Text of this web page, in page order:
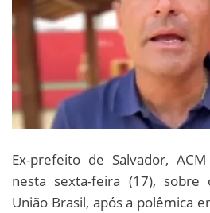
Ex-prefeito de Salvador,
nesta sexta-feira (17),
União Brasil, após a polêmica